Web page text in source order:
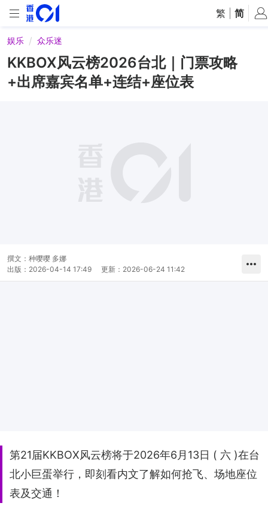
繁 简
娱乐 众乐迷
KKBOX风云榜2026台北｜门票攻略
+出席嘉宾名单+连结+座位表
撰文： 种嘤嘤 多娜
出版： 2026-04-14 17:49 更新： 2026-06-24 11:42
第21届KKBOX风云榜将于2026年6月13日 ( 六 )在台
北小巨蛋举行，即刻看内文了解如何抢飞、场地座位
表及交通！